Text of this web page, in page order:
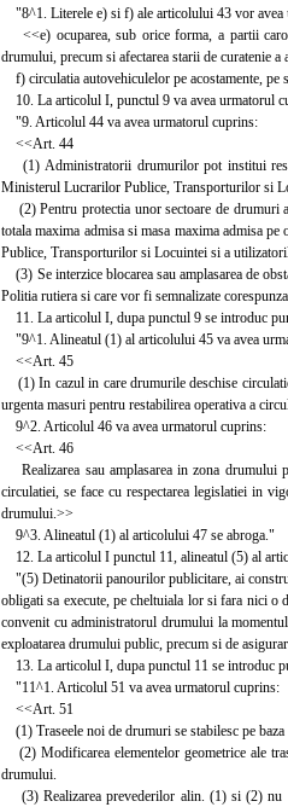
"8^1. Literele e) si f) ale articolului 43 vor avea
<<e) ocuparea, sub orice forma, a partii
drumului, precum si afectarea starii de curatenie a
f) circulatia autovehiculelor pe acostamente, pe
10. La articolul I, punctul 9 va avea urmatorul
"9. Articolul 44 va avea urmatorul cuprins:
<<Art. 44
(1) Administratorii drumurilor pot institui
Ministerul Lucrarilor Publice, Transporturilor si
(2) Pentru protectia unor sectoare de drumuri
totala maxima admisa si masa maxima admisa
Publice, Transporturilor si Locuintei si a
(3) Se interzice blocarea sau amplasarea de
Politia rutiera si care vor fi semnalizate
11. La articolul I, dupa punctul 9 se introduc
"9^1. Alineatul (1) al articolului 45 va avea
<<Art. 45
(1) In cazul in care drumurile deschise
urgenta masuri pentru restabilirea operativa a
9^2. Articolul 46 va avea urmatorul cuprins:
<<Art. 46
Realizarea sau amplasarea in zona drumului
circulatiei, se face cu respectarea legislatiei in
drumului.>>
9^3. Alineatul (1) al articolului 47 se abroga."
12. La articolul I punctul 11, alineatul (5) al
"(5) Detinatorii panourilor publicitare, ai
obligati sa execute, pe cheltuiala lor si fara nici o
convenit cu administratorul drumului la
exploatarea drumului public, precum si de
13. La articolul I, dupa punctul 11 se introduc
"11^1. Articolul 51 va avea urmatorul cuprins:
<<Art. 51
(1) Traseele noi de drumuri se stabilesc pe
(2) Modificarea elementelor geometrice ale
drumului.
(3) Realizarea prevederilor alin. (1) si (2) nu